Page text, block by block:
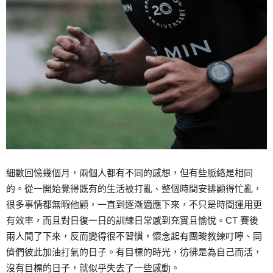
細數回憶幾個月，兩個人都有不同的感想，但有些脈絡是相同
的。從一開始覺得既有的生活被打亂、整個時間安排顯得忙亂，
很多事情都無暇他顧，一直到逐漸適應下來，不只是時間運用更
有效率，而且對日復一日的訓練日常感到充實且愉悅。CT 賽後
兩人閒了下來，反而變得很不習慣，懷念起有團畯教練叮嚀、同
儕們彼此加油打氣的日子。有目標的時光，彷彿是為自己而活，
沒有目標的日子，就似乎失去了一些感動。